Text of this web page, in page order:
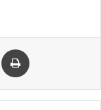
Compartilhar via e-mail